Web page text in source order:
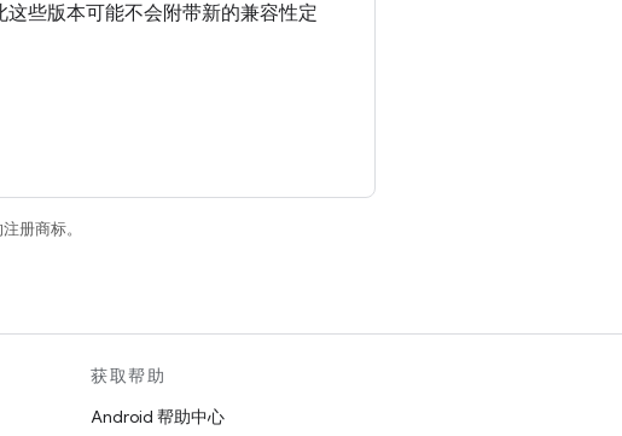
些版本可能不会附带新的兼容性定
册商标。
获取帮助
Android 帮助中心